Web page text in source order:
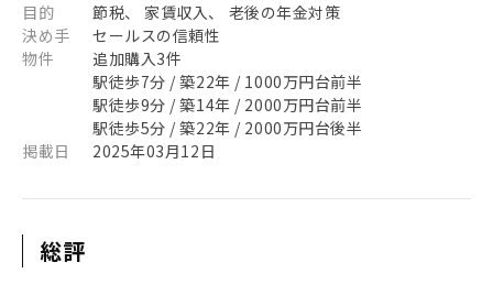
目的
節税、 家賃収入、 老後の年金対策
決め手
セールスの信頼性
物件
追加購入3件
駅徒歩7分 / 築22年 / 1000万円台前半
駅徒歩9分 / 築14年 / 2000万円台前半
駅徒歩5分 / 築22年 / 2000万円台後半
掲載日
2025年03月12日
総評